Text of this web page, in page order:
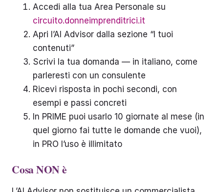
Accedi alla tua Area Personale su
circuito.donneimprenditrici.it
Apri l’AI Advisor dalla sezione “I tuoi
contenuti”
Scrivi la tua domanda — in italiano, come
parleresti con un consulente
Ricevi risposta in pochi secondi, con
esempi e passi concreti
In PRIME puoi usarlo 10 giornate al mese (in
quel giorno fai tutte le domande che vuoi),
in PRO l’uso è illimitato
Cosa NON è